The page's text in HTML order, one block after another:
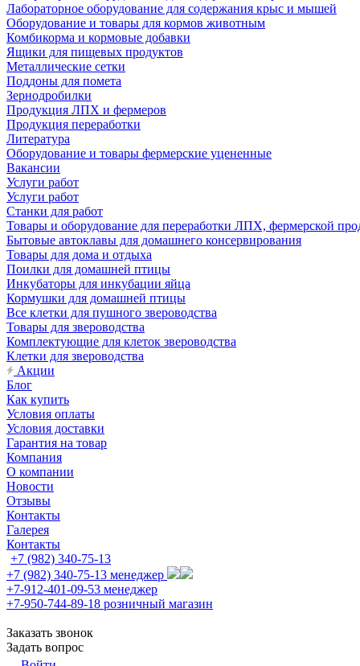
Лабораторное оборудование для содержания крыс и мышей
Оборудование и товары для кормов животным
Комбикорма и кормовые добавки
Ящики для пищевых продуктов
Металлические сетки
Поддоны для помета
Зернодробилки
Продукция ЛПХ и фермеров
Продукция переработки
Литература
Оборудование и товары фермерские уцененные
Вакансии
Услуги работ
Услуги работ
Станки для работ
Товары и оборудование для переработки ЛПХ, фермерской
Бытовые автоклавы для домашнего консервирования
Товары для дома и отдыха
Поилки для домашней птицы
Инкубаторы для инкубации яйца
Кормушки для домашней птицы
Все клетки для пушного звероводства
Товары для звероводства
Комплектующие для клеток звероводства
Клетки для звероводства
Акции
Блог
Как купить
Условия оплаты
Условия доставки
Гарантия на товар
Компания
О компании
Новости
Отзывы
Контакты
Галерея
Контакты
+7 (982) 340-75-13
+7 (982) 340-75-13 менеджер
+7-912-401-09-53 менеджер
+7-950-744-89-18 розничный магазин
Заказать звонок
Задать вопрос